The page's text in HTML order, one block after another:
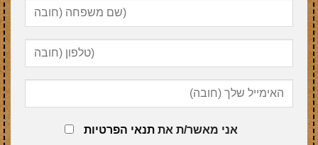
אני מאשר/ת את תנאי הפרטיות